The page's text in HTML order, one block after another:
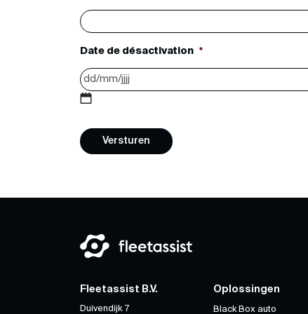
Date de désactivation *
DD
MM
slash
JJJJ
Fleetassist B.V.
Duivendijk 7
Oplossingen
Black Box auto